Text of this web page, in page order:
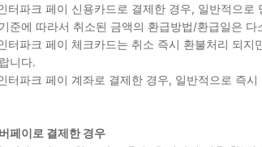
터파크 페이 신용카드로 결제한 경우, 일반적으
준에 따라서 취소된 금액의 환급방법/환급일은
터파크 페이 체크카드는 취소 즉시 환불처리 되
니다.
터파크 페이 계좌로 결제한 경우, 일반적으로 즉
페이로 결제한 경우